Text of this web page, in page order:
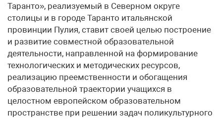
Таранто», реализуемый в Северном округе
столицы и в городе Таранто итальянской
провинции Пулия, ставит своей целью построение
и развитие совместной образовательной
деятельности, направленной на формирование
технологических и методических ресурсов,
реализацию преемственности и обогащения
образовательной траектории учащихся в
целостном европейском образовательном
пространстве при решении задач поликультурного